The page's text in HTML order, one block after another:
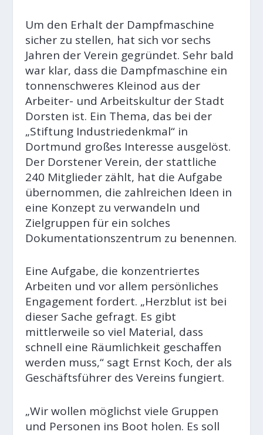
Um den Erhalt der Dampfmaschine
sicher zu stellen, hat sich vor sechs
Jahren der Verein gegründet. Sehr bald
war klar, dass die Dampfmaschine ein
tonnenschweres Kleinod aus der
Arbeiter- und Arbeitskultur der Stadt
Dorsten ist. Ein Thema, das bei der
„Stiftung Industriedenkmal“ in
Dortmund großes Interesse ausgelöst.
Der Dorstener Verein, der stattliche
240 Mitglieder zählt, hat die Aufgabe
übernommen, die zahlreichen Ideen in
eine Konzept zu verwandeln und
Zielgruppen für ein solches
Dokumentationszentrum zu benennen.
Eine Aufgabe, die konzentriertes
Arbeiten und vor allem persönliches
Engagement fordert. „Herzblut ist bei
dieser Sache gefragt. Es gibt
mittlerweile so viel Material, dass
schnell eine Räumlichkeit geschaffen
werden muss,“ sagt Ernst Koch, der als
Geschäftsführer des Vereins fungiert.
„Wir wollen möglichst viele Gruppen
und Personen ins Boot holen. Es soll